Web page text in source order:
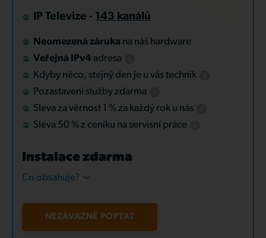
IP Televize - 143 kanálů
Neomezená záruka na náš hardware
Veřejná IPv4 adresa
Kdyby něco, stejný den je u vás technik
Pozastavení služby zdarma
Sleva za věrnost 1 % za každý rok u nás
Sleva 50 % z ceníku na servisní práce
Instalace zdarma
Co obsahuje?
NEZÁVAZNĚ POPTAT